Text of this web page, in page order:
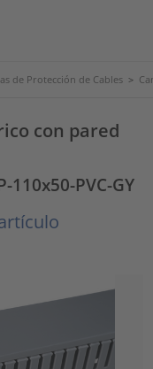
de Protección de Cables >
con pared
110x50-PVC-GY